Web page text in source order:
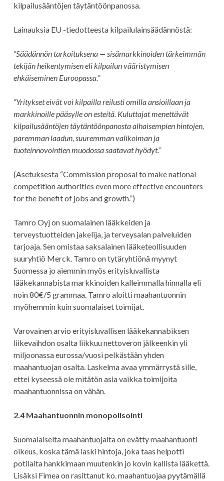
kilpailusääntöjen täytäntöönpanossa.
Lainauksia EU -tiedotteesta kilpailulainsäädännöstä:
“Säädännön tarkoituksena — sisämarkkinoiden tärkeimmän
tekijän heikentymisen eli kilpailun vääristymisen
ehkäiseminen Euroopassa.”
“Yritykset eivät voi kilpailla reilusti omilla ansioillaan ja
markkinoille pääsylle on esteitä. Kuluttajat menettävät
kilpailusääntöjen täytäntöönpanosta alhaisempien hintojen,
paremman laadun, suuremman valikoiman ja
tuoteinnovointien muodossa saatavat hyödyt.”
(Asetuksesta “Commission proposal to make national
competition authorities even more effective encounters
for the benefit of jobs and growth.”)
Tamro Oyj on suomalainen lääkkeiden ja
terveystuotteiden jakelija, ja terveysalan palveluiden
tarjoaja. Sen omistaa saksalainen lääketeollisuuden
suuryhtiö Merck. Tamro on tytäryhtiönä myynyt
Suomessa jo aiemmin myös erityisluvallista
lääkekannabista markkinoiden kalleimmalla hinnalla eli
noin 80€/5 grammaa. Tamro aloitti maahantuonnin
myöhemmin kuin suomalaiset toimijat.
Varovainen arvio erityisluvallisen lääkekannabiksen
liikevaihdon osalta liikkuu nettoveron jälkeenkin yli
miljoonassa eurossa/vuosi pelkästään yhden
maahantuojan osalta. Laskelma avaa ymmärrystä sille,
ettei kyseessä ole mitätön asia vaikka toimijoita
maahantuonnissa on vähän.
2.4 Maahantuonnin monopolisointi
Suomalaiselta maahantuojalta on evätty maahantuonti
oikeus, koska tämä laski hintoja, joka taas helpotti
potilaita hankkimaan muutenkin jo kovin kallista lääkettä.
Lisäksi Fimea on rasittanut ko. maahantuojaa pyytämällä